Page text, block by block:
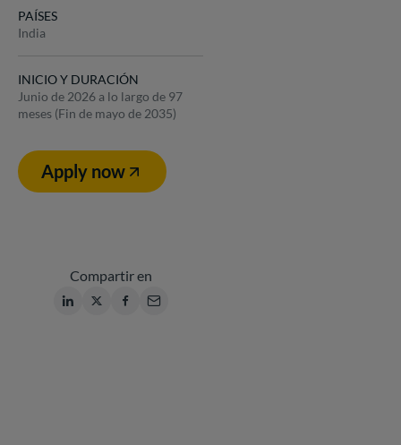
PAÍSES
India
INICIO Y DURACIÓN
Junio de 2026 a lo largo de 97
meses (Fin de mayo de 2035)
Apply now
Compartir en